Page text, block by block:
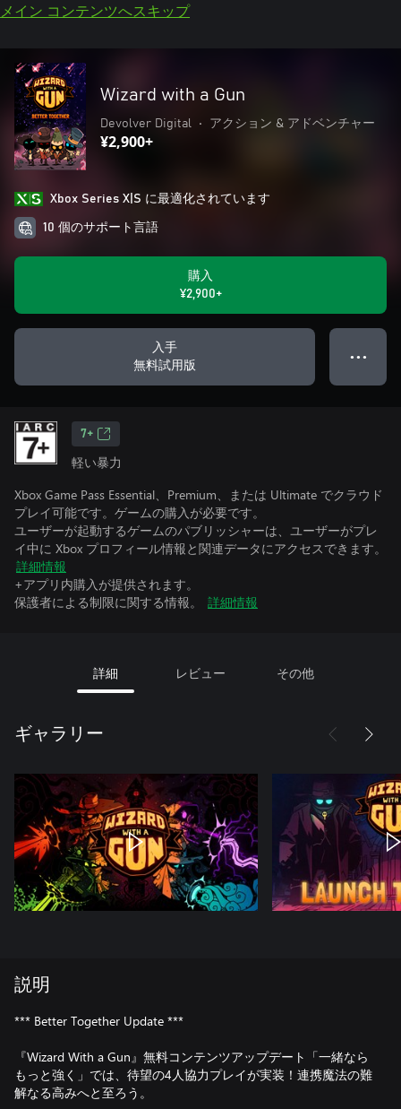
メイン コンテンツへスキップ
Wizard with a Gun
Devolver Digital • アクション & アドベンチャー
¥2,900+
Xbox Series X|S に最適化されています
10 個のサポート言語
購入
¥2,900+
入手
無料試用版
● ● ●
7+
軽い暴力
Xbox Game Pass Essential、Premium、または Ultimate でクラウド
プレイ可能です。ゲームの購入が必要です。
ユーザーが起動するゲームのパブリッシャーは、ユーザーがプレ
イ中に Xbox プロフィール情報と関連データにアクセスできます。
詳細情報
+アプリ内購入が提供されます。
保護者による制限に関する情報。
詳細情報
詳細 レビュー その他
ギャラリー
説明
*** Better Together Update ***
『Wizard With a Gun』無料コンテンツアップデート「一緒なら
もっと強く」では、待望の4人協力プレイが実装！連携魔法の難
解なる高みへと至ろう。